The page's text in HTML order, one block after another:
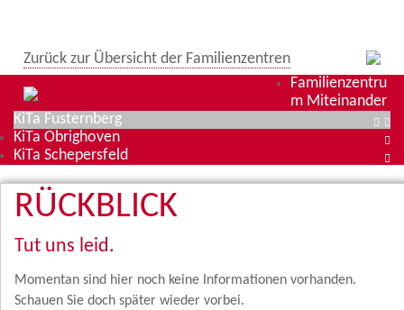
Zurück zur Übersicht der Familienzentren
Familienzentru
m Miteinander
KiTa Fusternberg
KiTa Obrighoven
KiTa Schepersfeld
RÜCKBLICK
Tut uns leid.
Momentan sind hier noch keine Informationen vorhanden.
Schauen Sie doch später wieder vorbei.